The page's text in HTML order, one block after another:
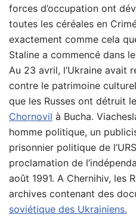
forces d’occupation ont
toutes les céréales en
exactement comme cela
Staline a commencé dans
Au 23 avril, l’Ukraine avait
contre le patrimoine
que les Russes ont détruit
Chornovil à Bucha.
homme politique, un
prisonnier politique de
proclamation de
août 1991. A Chernihiv, les
archives contenant des
soviétique des Ukrainiens.